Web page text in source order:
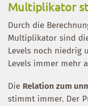
Multiplikator
Durch die
Multiplikator sind
Levels noch niedrig
Levels immer mehr
Die Relation zum
stimmt immer. Der